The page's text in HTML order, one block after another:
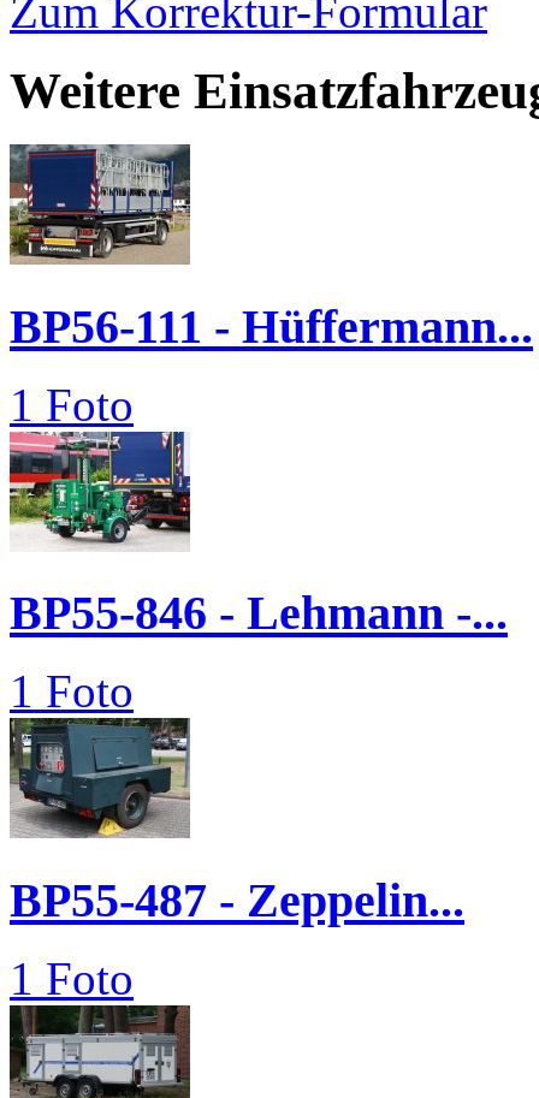
Zum Korrektur-Formular
Weitere
BP56-111 - Hüffermann...
1 Foto
BP55-846 - Lehmann -...
1 Foto
BP55-487 - Zeppelin...
1 Foto